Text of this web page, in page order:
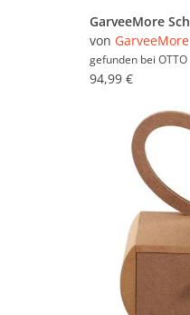
von GarveeMore
gefunden bei OTTO
94,99 €